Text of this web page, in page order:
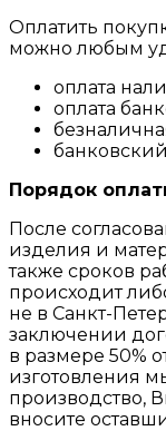
Оплатить
можно любым
оплата
оплата
Порядок
После
изделия и
также сроков
происходит
не в Санкт-
заключении
в размере 50%
изготовления
производство,
вносите